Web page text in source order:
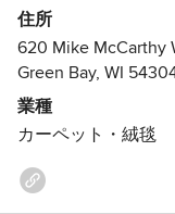
equipment, and sell
We can service any
business hours by
受賞歴：
Certified women
Business of the Year
2015 Wisconsin
住所
620 Mike McCarthy
Green Bay, WI
業種
カーペット・絨毯